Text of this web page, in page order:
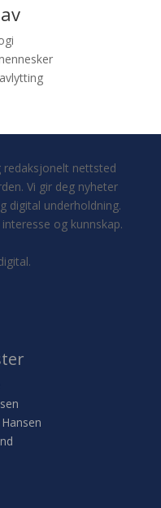
redaksjonelt nettsted
Vi gir deg nyheter
digital underholdning.
og kunnskap.